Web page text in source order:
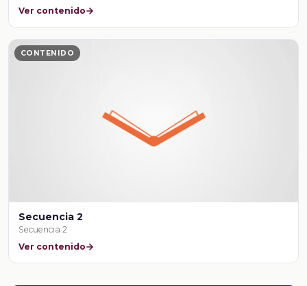
Ver contenido
CONTENIDO
Secuencia 2
Secuencia 2
Ver contenido